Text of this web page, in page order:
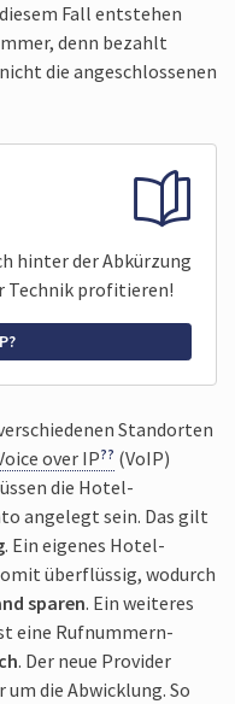
Fall entstehen
denn bezahlt
die angeschlossenen
hinter der Abkürzung
Technik profitieren!
Stand­orten
over IP
(VoIP)
die Hotel­
angelegt sein. Das gilt
. Ein eigenes Hotel-
über­flüssig, wodurch
sparen. Ein weiteres
eine Ruf­nummern­
. Der neue Provider
die Abwicklung. So